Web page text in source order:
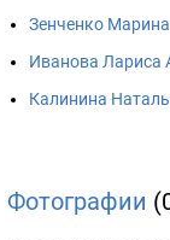
Зенченко
Иванова Лариса
Калинина
Фотографии